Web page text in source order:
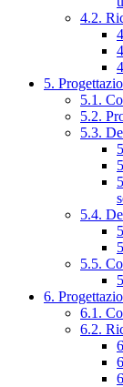
4.2.
5.
5.1.
5.2.
5.3.
5.4.
5.5.
6.
6.1.
6.2.